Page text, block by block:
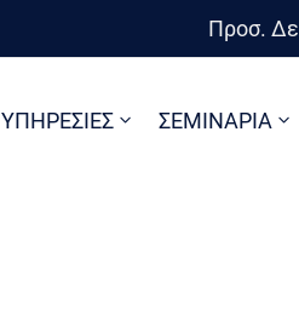
Προσ.
ΥΠΗΡΕΣΙΕΣ ΣΕΜΙΝΑΡΙΑ